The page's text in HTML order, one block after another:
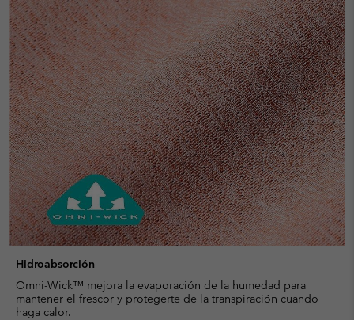
Hidroabsorción
Omni-Wick™ mejora la evaporación de la humedad para
mantener el frescor y protegerte de la transpiración cuando
haga calor.